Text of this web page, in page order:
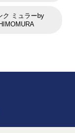
ク ミュラーby